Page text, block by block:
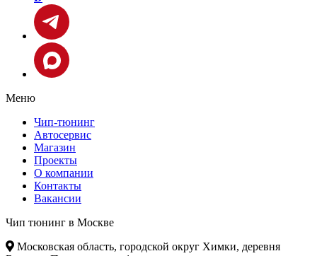
Меню
Чип-тюнинг
Автосервис
Магазин
Проекты
О компании
Контакты
Вакансии
Чип тюнинг в Москве
Московская область, городской округ Химки, деревня